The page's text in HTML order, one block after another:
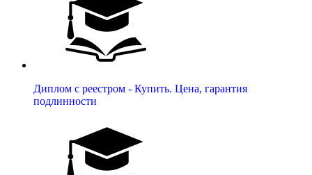
Диплом с реестром - Купить. Цена, гарантия
подлинности